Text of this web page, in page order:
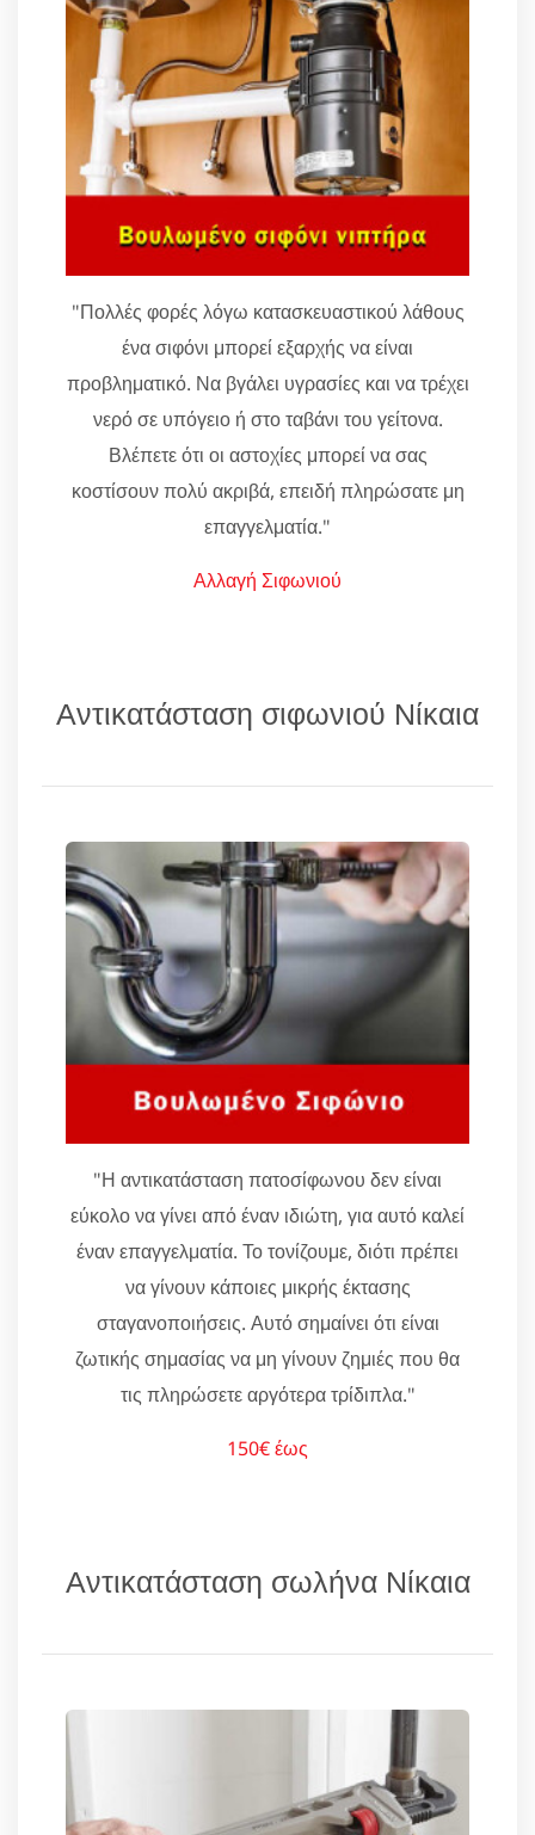
"Πολλές φορές λόγω κατασκευαστικού λάθους
ένα σιφόνι μπορεί εξαρχής να είναι
προβληματικό. Να βγάλει υγρασίες και να τρέχει
νερό σε υπόγειο ή στο ταβάνι του γείτονα.
Βλέπετε ότι οι αστοχίες μπορεί να σας
κοστίσουν πολύ ακριβά, επειδή πληρώσατε μη
επαγγελματία."
Αλλαγή Σιφωνιού
Αντικατάσταση σιφωνιού Νίκαια
"Η αντικατάσταση πατοσίφωνου δεν είναι
εύκολο να γίνει από έναν ιδιώτη, για αυτό καλεί
έναν επαγγελματία. Το τονίζουμε, διότι πρέπει
να γίνουν κάποιες μικρής έκτασης
σταγανοποιήσεις. Αυτό σημαίνει ότι είναι
ζωτικής σημασίας να μη γίνουν ζημιές που θα
τις πληρώσετε αργότερα τρίδιπλα."
150€ έως
Αντικατάσταση σωλήνα Νίκαια